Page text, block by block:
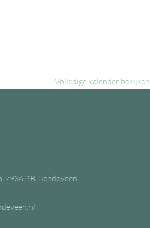
Volledige kalender bekijken
7936 PB Tiendeveen